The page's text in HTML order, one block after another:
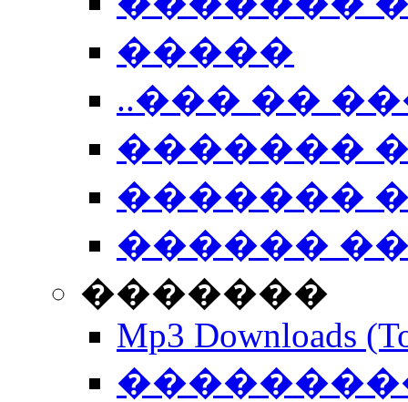
�����
..��� ��
�������
�������
������
�������
Mp3 Downloads